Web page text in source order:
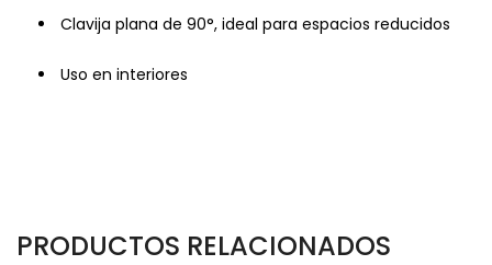
Clavija plana de 90°, ideal para espacios reducidos
Uso en interiores
PRODUCTOS RELACIONADOS